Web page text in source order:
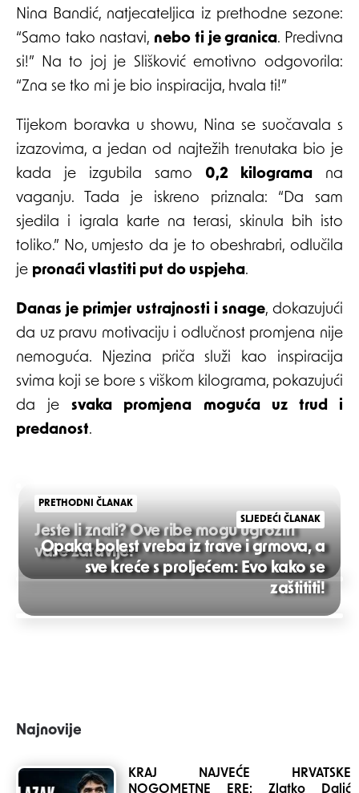
Nina Bandić, natjecateljica iz prethodne sezone:
“Samo tako nastavi, nebo ti je granica. Predivna
si!” Na to joj je Slišković emotivno odgovorila:
“Zna se tko mi je bio inspiracija, hvala ti!”
Tijekom boravka u showu, Nina se suočavala s
izazovima, a jedan od najtežih trenutaka bio je
kada je izgubila samo 0,2 kilograma na
vaganju. Tada je iskreno priznala: “Da sam
sjedila i igrala karte na terasi, skinula bih isto
toliko.” No, umjesto da je to obeshrabri, odlučila
je pronaći vlastiti put do uspjeha.
Danas je primjer ustrajnosti i snage, dokazujući
da uz pravu motivaciju i odlučnost promjena nije
nemoguća. Njezina priča služi kao inspiracija
svima koji se bore s viškom kilograma, pokazujući
da jesvaka promjena moguća uz trud i
predanost.
Post
navigation
PRETHODNI ČLANAK
Jeste li znali? Ove ribe mogu ugroziti
vaše zdravlje!
SLJEDEĆI ČLANAK
Opaka bolest vreba iz trave i grmova, a
sve kreće s proljećem: Evo kako se
zaštititi!
Najnovije
KRAJ NAJVEĆE HRVATSKE
NOGOMETNE ERE: Zlatko Dalić